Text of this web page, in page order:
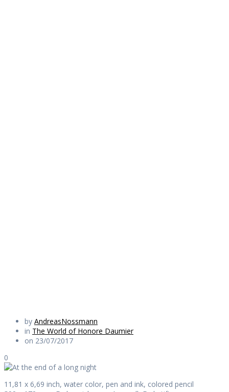
by AndreasNossmann
in The World of Honore Daumier
on 23/07/2017
0
11,81 x 6,69 inch, water color, pen and ink, colored pencil